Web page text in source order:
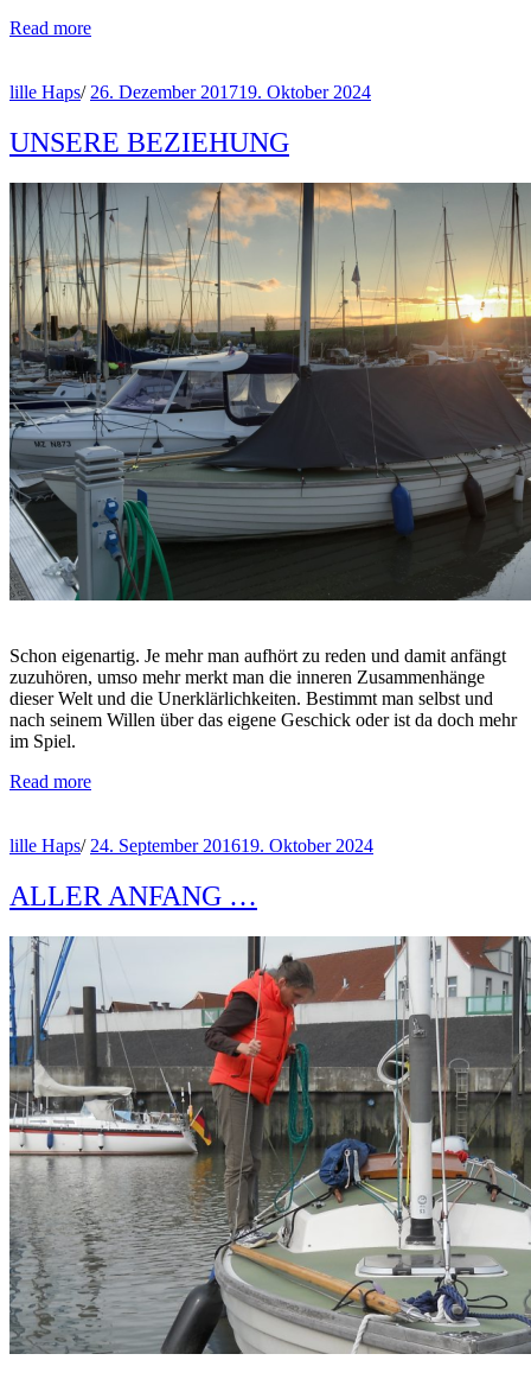
Read more
lille Haps/ 26. Dezember 201719. Oktober 2024
UNSERE BEZIEHUNG
Schon eigenartig. Je mehr man aufhört zu reden und damit anfängt
zuzuhören, umso mehr merkt man die inneren Zusammenhänge
dieser Welt und die Unerklärlichkeiten. Bestimmt man selbst und
nach seinem Willen über das eigene Geschick oder ist da doch mehr
im Spiel.
Read more
lille Haps/ 24. September 201619. Oktober 2024
ALLER ANFANG …